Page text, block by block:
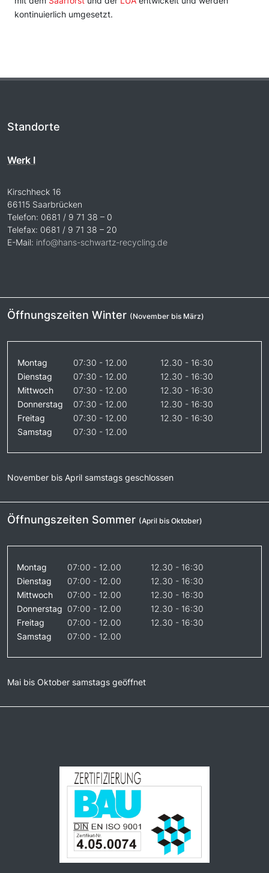
kontinuierlich umgesetzt.
Standorte
Werk I
Kirschheck 16
66115 Saarbrücken
Telefon: 0681 / 9 71 38 – 0
Telefax: 0681 / 9 71 38 – 20
E-Mail: info@hans-schwartz-recycling.de
Öffnungszeiten Winter (November bis März)
Montag 07:30 - 12.00
12.30 - 16:30
Dienstag
07:30 - 12.00
12.30 - 16:30
Mittwoch
07:30 - 12.00
12.30 - 16:30
Donnerstag
07:30 - 12.00
12.30 - 16:30
Freitag
07:30 - 12.00
12.30 - 16:30
Samstag
07:30 - 12.00
November bis April samstags geschlossen
Öffnungszeiten Sommer (April bis Oktober)
Montag 07:00 - 12.00
12.30 - 16:30
Dienstag
07:00 - 12.00
12.30 - 16:30
Mittwoch
07:00 - 12.00
12.30 - 16:30
Donnerstag 07:00 - 12.00
12.30 - 16:30
Freitag
07:00 - 12.00
12.30 - 16:30
Samstag
07:00 - 12.00
Mai bis Oktober samstags geöffnet